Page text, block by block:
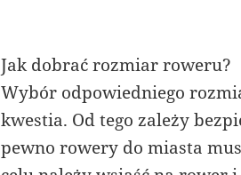
Jak dobrać rozmiar roweru?
Wybór odpowiedniego
kwestia. Od tego zależy
pewno rowery do miasta